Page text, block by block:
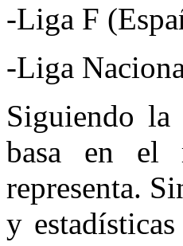
-Liga F
-Liga
Siguiendo la
basa en el
representa.
y